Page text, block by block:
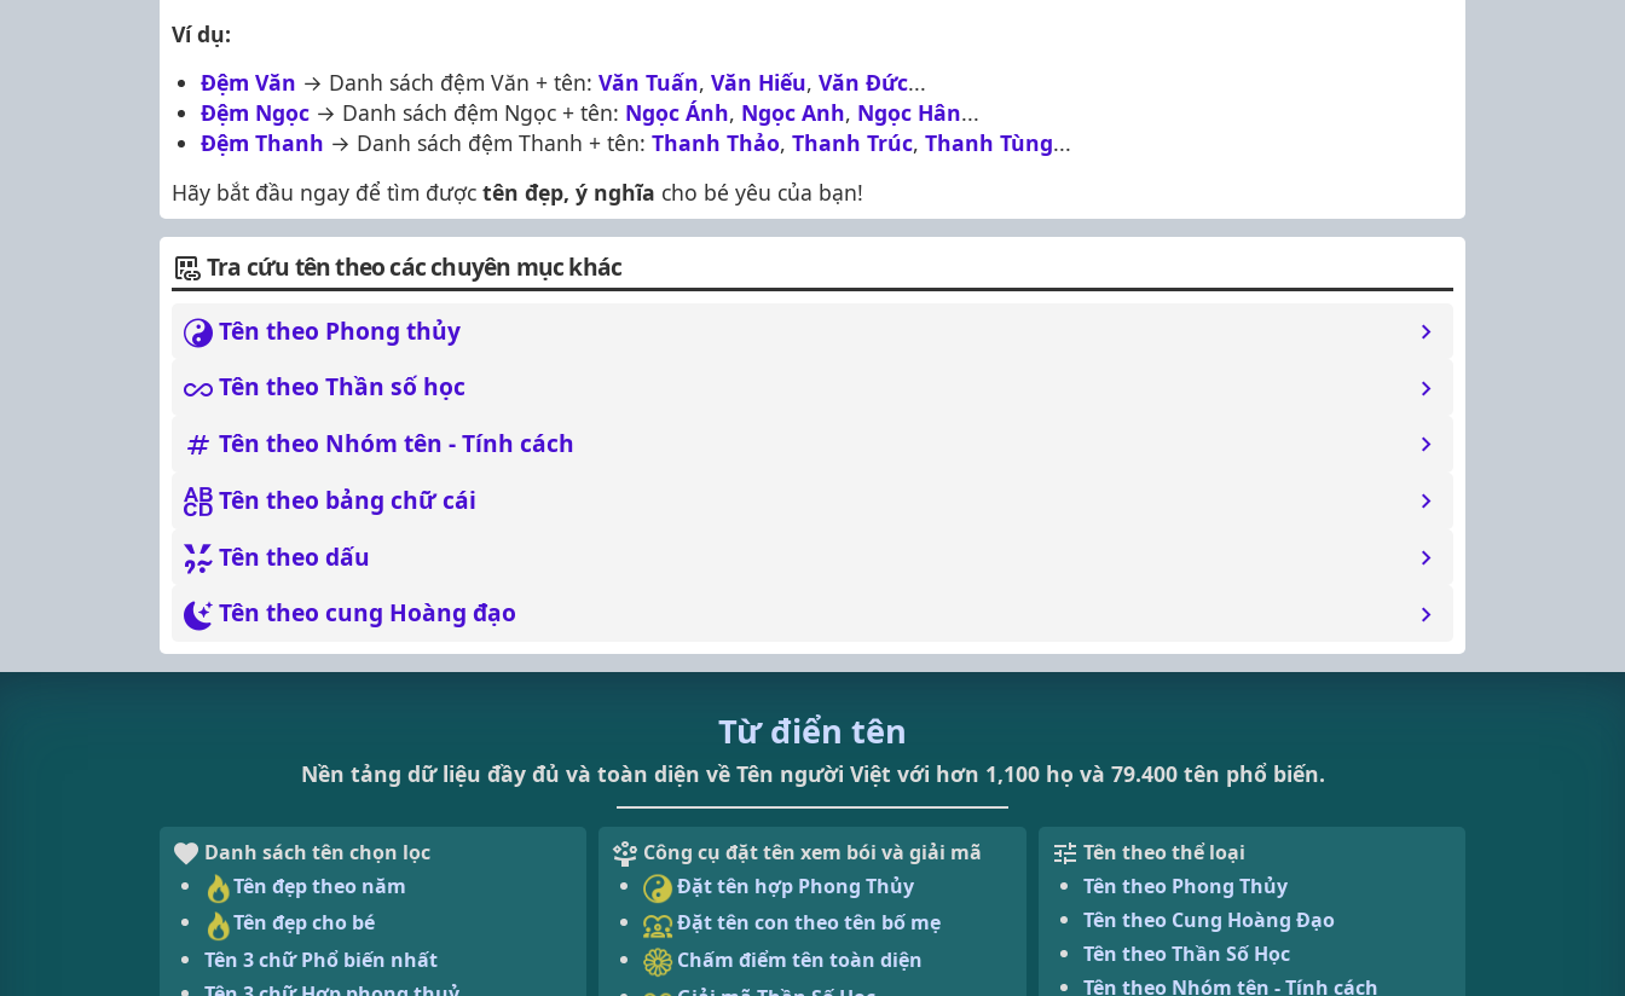
Ví dụ:
Đệm Văn → Danh sách đệm Văn + tên: Văn Tuấn, Văn Hiếu, Văn Đức...
Đệm Ngọc → Danh sách đệm Ngọc + tên: Ngọc Ánh, Ngọc Anh, Ngọc Hân...
Đệm Thanh → Danh sách đệm Thanh + tên: Thanh Thảo, Thanh Trúc, Thanh Tùng...
Hãy bắt đầu ngay để tìm được tên đẹp, ý nghĩa cho bé yêu của bạn!
Tra cứu tên theo các chuyên mục khác
Tên theo Phong thủy
Tên theo Thần số học
Tên theo Nhóm tên - Tính cách
Tên theo bảng chữ cái
Tên theo dấu
Tên theo cung Hoàng đạo
Từ điển tên
Nền tảng dữ liệu đầy đủ và toàn diện về Tên người Việt với hơn 1,100 họ và 79.400 tên phổ biến.
Danh sách tên chọn lọc
Tên đẹp theo năm
Tên đẹp cho bé
Tên 3 chữ Phổ biến nhất
Công cụ đặt tên xem bói và giải mã
Đặt tên hợp Phong Thủy
Đặt tên con theo tên bố mẹ
Chấm điểm tên toàn diện
Tên theo thể loại
Tên theo Phong Thủy
Tên theo Cung Hoàng Đạo
Tên theo Thần Số Học
Tên theo Nhóm tên - Tính cách